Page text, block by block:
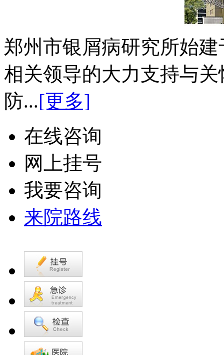
郑州市银屑病研究所始
相关领导的大力支持与
防...[更多]
在线咨询
网上挂号
我要咨询
来院路线